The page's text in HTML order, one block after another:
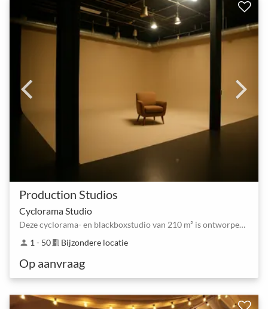
Production Studios
Cyclorama Studio
Deze cyclorama- en blackboxstudio van 210 m² is ontworpen voor ambitieuze producties.
person 1 - 50meeting_room Bijzondere locatie
Op aanvraag